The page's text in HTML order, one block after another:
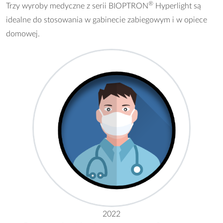
Trzy wyroby medyczne z serii BIOPTRON® Hyperlight są
idealne do stosowania w gabinecie zabiegowym i w opiece
domowej.
2022